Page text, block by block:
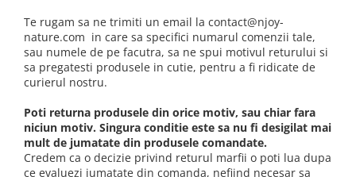
Te rugam sa ne trimiti un email la contact@njoy-
nature.com in care sa specifici numarul comenzii tale,
sau numele de pe facutra, sa ne spui motivul returului si
sa pregatesti produsele in cutie, pentru a fi ridicate de
curierul nostru.
Poti returna produsele din orice motiv, sau chiar fara
niciun motiv. Singura conditie este sa nu fi desigilat mai
mult de jumatate din produsele comandate.
Credem ca o decizie privind returul marfii o poti lua dupa
ce evaluezi jumatate din comanda, nefiind necesar sa